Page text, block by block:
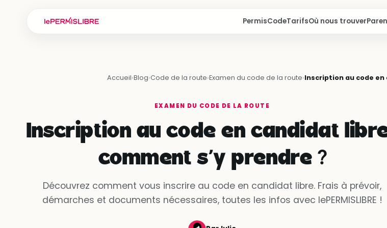
PermisCodeTarifsOù nous trouver
Accueil›Blog›Code de la route›Examen du code de la route›Inscription au code en
EXAMEN DU CODE DE LA ROUTE
Inscription au code en candidat
comment s’y prendre ?
Découvrez comment vous inscrire au code en candidat libre. Frais à prévoir,
démarches et documents nécessaires, toutes les infos avec lePERMISLIBRE !